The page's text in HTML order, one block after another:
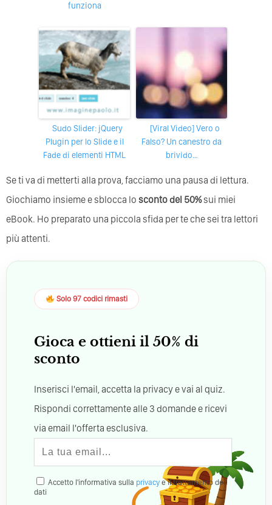
funziona
Sudo Slider: jQuery
Plugin per lo Slide e il
Fade di elementi HTML
[Viral Video] Vero o
Falso? Un canestro da
brivido…
Se ti va di metterti alla prova, facciamo una pausa di lettura.
Giochiamo insieme e sblocca lo sconto del 50%sui miei
eBook. Ho preparato una piccola sfida per te che sei tra lettori
più attenti.
Solo 97 codici rimasti
Gioca e ottieni il 50% di
sconto
Inserisci l'email, accetta la privacy e vai al quiz.
Rispondi correttamente alle 3 domande e ricevi
via email l'offerta esclusiva.
Accetto l'informativa sulla privacy e il trattamento dei
dati